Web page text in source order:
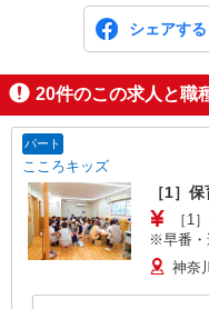
シェアする
20件のこの求人と職
パート
こころキッズ
［1］
［1
※早番・
相談）
神奈